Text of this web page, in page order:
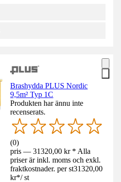
Brashydda PLUS Nordic
9,5m² Typ 1C
Produkten har ännu inte
recenserats.
(0)
pris — 31320,00 kr * Alla
priser är inkl. moms och exkl.
fraktkostnader. per st31320,00
kr*/ st